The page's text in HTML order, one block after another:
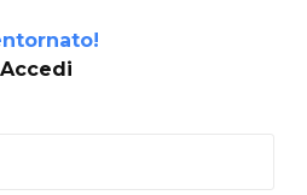
Accedi